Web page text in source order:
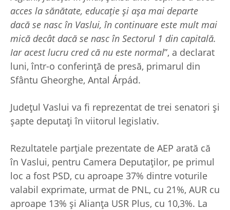
acces la sănătate, educație și așa mai departe
dacă se nasc în Vaslui, în continuare este mult mai
mică decât dacă se nasc în Sectorul 1 din capitală.
Iar acest lucru cred că nu este normal”, a declarat
luni, într-o conferință de presă, primarul din
Sfântu Gheorghe, Antal Árpád.
Județul Vaslui va fi reprezentat de trei senatori și
șapte deputați în viitorul legislativ.
Rezultatele parțiale prezentate de AEP arată că
în Vaslui, pentru Camera Deputaților, pe primul
loc a fost PSD, cu aproape 37% dintre voturile
valabil exprimate, urmat de PNL, cu 21%, AUR cu
aproape 13% și Alianța USR Plus, cu 10,3%. La